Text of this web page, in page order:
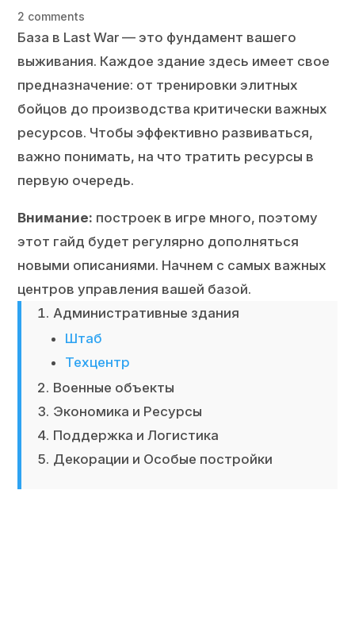
2 comments
База в Last War — это фундамент вашего
выживания. Каждое здание здесь имеет свое
предназначение: от тренировки элитных
бойцов до производства критически важных
ресурсов. Чтобы эффективно развиваться,
важно понимать, на что тратить ресурсы в
первую очередь.
Внимание: построек в игре много, поэтому
этот гайд будет регулярно дополняться
новыми описаниями. Начнем с самых важных
центров управления вашей базой.
Административные здания
Штаб
Техцентр
Военные объекты
Экономика и Ресурсы
Поддержка и Логистика
Декорации и Особые постройки